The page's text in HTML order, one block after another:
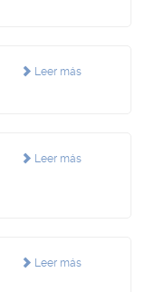
Leer más
Leer más
Leer más